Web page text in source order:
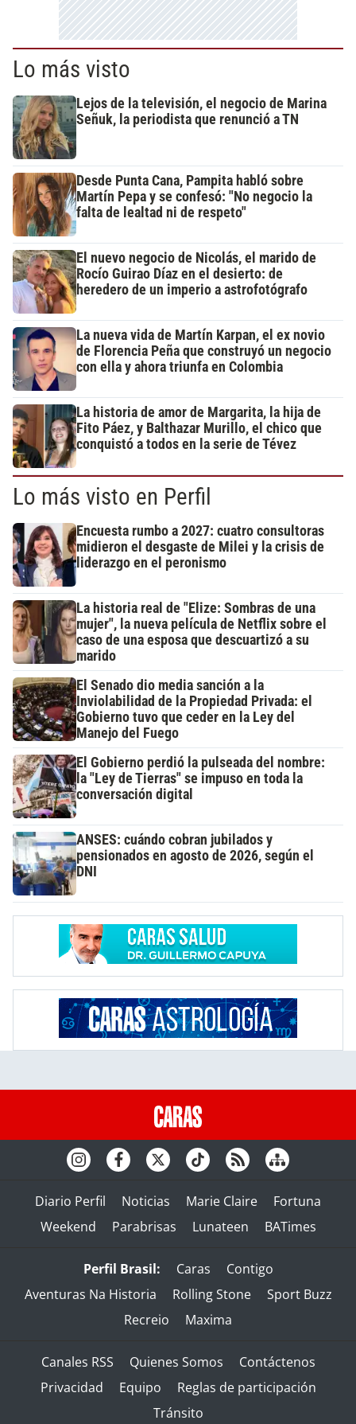
Lo más visto
Lejos de la televisión, el negocio de Marina
Señuk, la periodista que renunció a TN
Desde Punta Cana, Pampita habló sobre
Martín Pepa y se confesó: "No negocio la
falta de lealtad ni de respeto"
El nuevo negocio de Nicolás, el marido de
Rocío Guirao Díaz en el desierto: de
heredero de un imperio a astrofotógrafo
La nueva vida de Martín Karpan, el ex novio
de Florencia Peña que construyó un negocio
con ella y ahora triunfa en Colombia
La historia de amor de Margarita, la hija de
Fito Páez, y Balthazar Murillo, el chico que
conquistó a todos en la serie de Tévez
Lo más visto en Perfil
Encuesta rumbo a 2027: cuatro consultoras
midieron el desgaste de Milei y la crisis de
liderazgo en el peronismo
La historia real de "Elize: Sombras de una
mujer", la nueva película de Netflix sobre el
caso de una esposa que descuartizó a su
marido
El Senado dio media sanción a la
Inviolabilidad de la Propiedad Privada: el
Gobierno tuvo que ceder en la Ley del
Manejo del Fuego
El Gobierno perdió la pulseada del nombre:
la "Ley de Tierras" se impuso en toda la
conversación digital
ANSES: cuándo cobran jubilados y
pensionados en agosto de 2026, según el
DNI
Diario Perfil Noticias Marie Claire
Fortuna
Weekend
Parabrisas Lunateen BATimes
Perfil Brasil: Caras
Contigo
Aventuras Na Historia
Rolling Stone
Sport Buzz
Recreio
Maxima
Canales RSS Quienes Somos
Contáctenos
Privacidad
Equipo
Reglas de participación
Tránsito